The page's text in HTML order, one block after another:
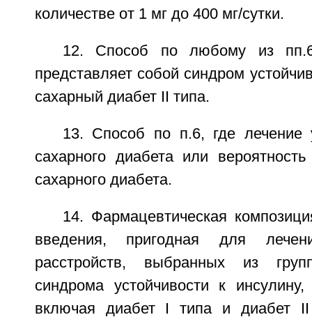
количестве от 1 мг до 400 мг/сутки.
12. Способ по любому из
представляет собой синдром
сахарный диабет II типа.
13. Способ по п.6, где лечение
сахарного диабета или
сахарного диабета.
14. Фармацевтическая
введения, пригодная для
расстройств, выбранных из
синдрома устойчивости к
включая диабет I типа и диабет